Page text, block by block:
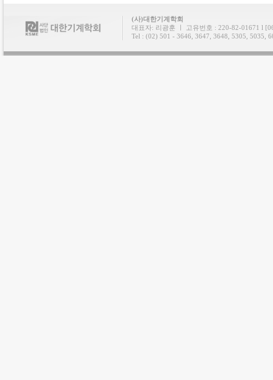
(사)대한기계학회
대표자: 리광훈 ㅣ 고유번호 : 220-82-01671 l
Tel : (02) 501 - 3646, 3647, 3648, 5305, 5035,